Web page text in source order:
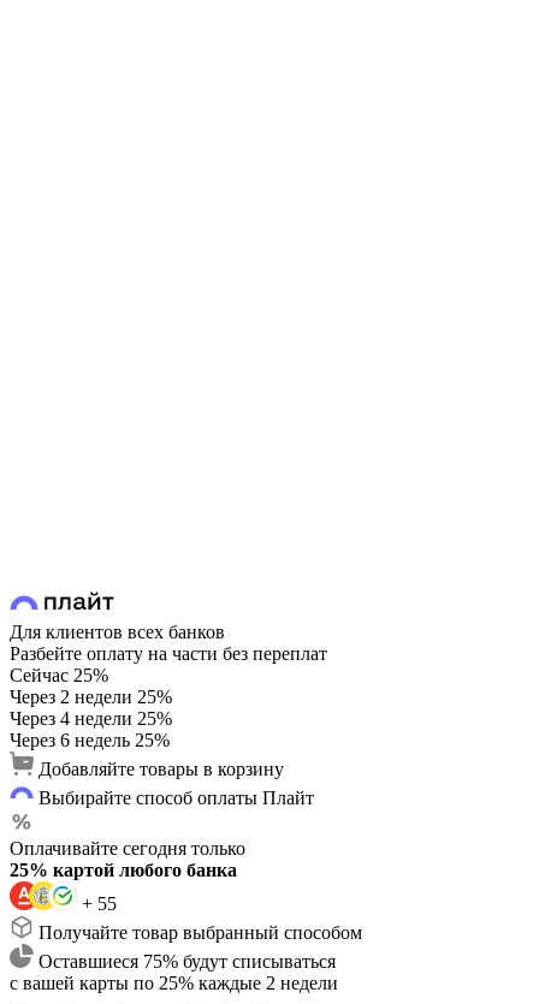
Для клиентов всех банков
Разбейте оплату на части без переплат
Сейчас 25%
Через 2 недели 25%
Через 4 недели 25%
Через 6 недель 25%
Добавляйте товары в корзину
Выбирайте способ оплаты Плайт
Оплачивайте сегодня только
25% картой любого банка
+ 55
Получайте товар выбранный способом
Оставшиеся 75% будут списываться
с вашей карты по 25% каждые 2 недели